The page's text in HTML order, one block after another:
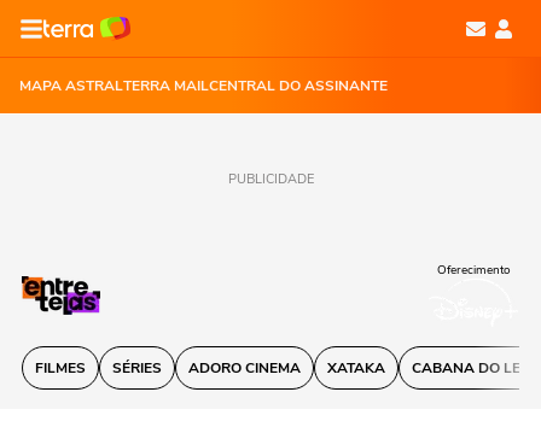
MAPA ASTRALTERRA MAILCENTRAL DO ASSINANTE
PUBLICIDADE
FILMES SÉRIES ADORO CINEMA XATAKA CABANA DO
Oferecimento